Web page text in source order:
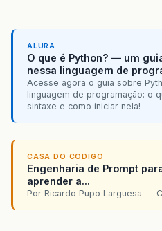
ALURA
O que é Python? — um
nessa linguagem de
Acesse agora o guia sobre
linguagem de programação: o
sintaxe e como iniciar nela!
CASA DO CODIGO
Engenharia de Prompt
aprender a...
Por Ricardo Pupo Larguesa —